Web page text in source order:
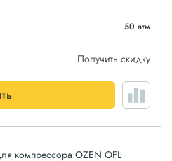
50 атм
Получить скидку
компрессора OZEN OFL